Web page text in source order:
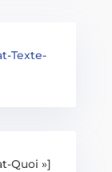
Texte-
Quoi »]